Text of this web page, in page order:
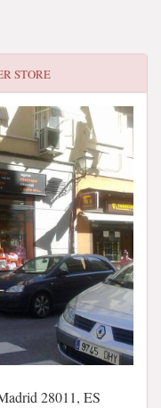
STORE
28011, ES